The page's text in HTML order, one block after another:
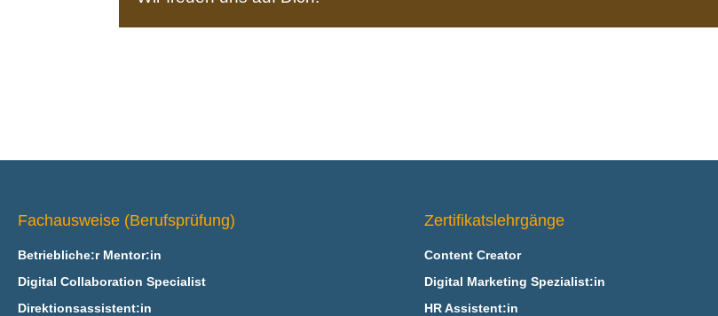
Fachausweise (Berufsprüfung)
Betriebliche:r Mentor:in
Digital Collaboration Specialist
Direktionsassistent:in
Zertifikatslehrgänge
Content Creator
Digital Marketing Spezialist:in
HR Assistent:in